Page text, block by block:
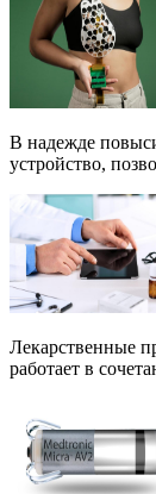
В надежде
устройство,
Лекарственные
работает в